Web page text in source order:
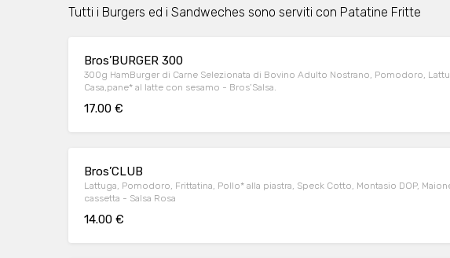
Tutti i Burgers ed i Sandweches sono serviti con Patatine Fritte
Bros’BURGER 300
300g HamBurger di Carne Selezionata di Bovino Adulto Nostrano, Pomodoro,
Casa,pane* al latte con sesamo - Bros’Salsa.
17.00 €
Bros’CLUB
Lattuga, Pomodoro, Frittatina, Pollo* alla piastra, Speck Cotto, Montasio DOP,
cassetta - Salsa Rosa
14.00 €